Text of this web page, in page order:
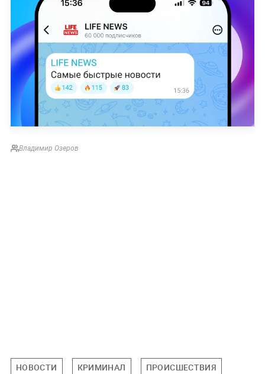
Владимир Озеров
НОВОСТИ КРИМИНАЛ ПРОИСШЕСТВИЯ